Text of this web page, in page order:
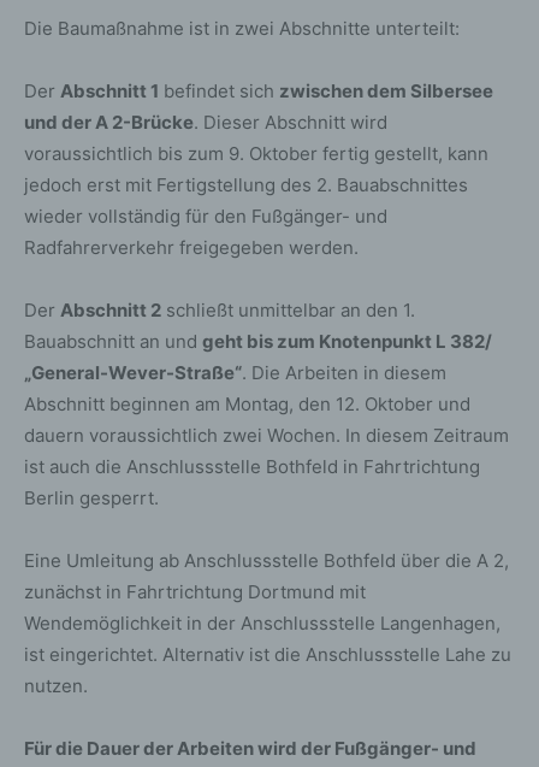
Die Baumaßnahme ist in zwei Abschnitte unterteilt:
Der Abschnitt 1 befindet sich zwischen dem Silbersee
und der A 2-Brücke. Dieser Abschnitt wird
voraussichtlich bis zum 9. Oktober fertig gestellt, kann
jedoch erst mit Fertigstellung des 2. Bauabschnittes
wieder vollständig für den Fußgänger- und
Radfahrerverkehr freigegeben werden.
Der Abschnitt 2 schließt unmittelbar an den 1.
Bauabschnitt an und geht bis zum Knotenpunkt L 382/
„General-Wever-Straße“. Die Arbeiten in diesem
Abschnitt beginnen am Montag, den 12. Oktober und
dauern voraussichtlich zwei Wochen. In diesem Zeitraum
ist auch die Anschlussstelle Bothfeld in Fahrtrichtung
Berlin gesperrt.
Eine Umleitung ab Anschlussstelle Bothfeld über die A 2,
zunächst in Fahrtrichtung Dortmund mit
Wendemöglichkeit in der Anschlussstelle Langenhagen,
ist eingerichtet. Alternativ ist die Anschlussstelle Lahe zu
nutzen.
Für die Dauer der Arbeiten wird der Fußgänger- und